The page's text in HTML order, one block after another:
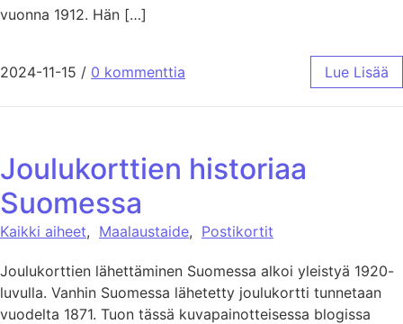
vuonna 1912. Hän […]
2024-11-15 / 0 kommenttia Lue Lisää
Joulukorttien historiaa
Suomessa
Kaikki aiheet, Maalaustaide, Postikortit
Joulukorttien lähettäminen Suomessa alkoi yleistyä 1920-
luvulla. Vanhin Suomessa lähetetty joulukortti tunnetaan
vuodelta 1871. Tuon tässä kuvapainotteisessa blogissa